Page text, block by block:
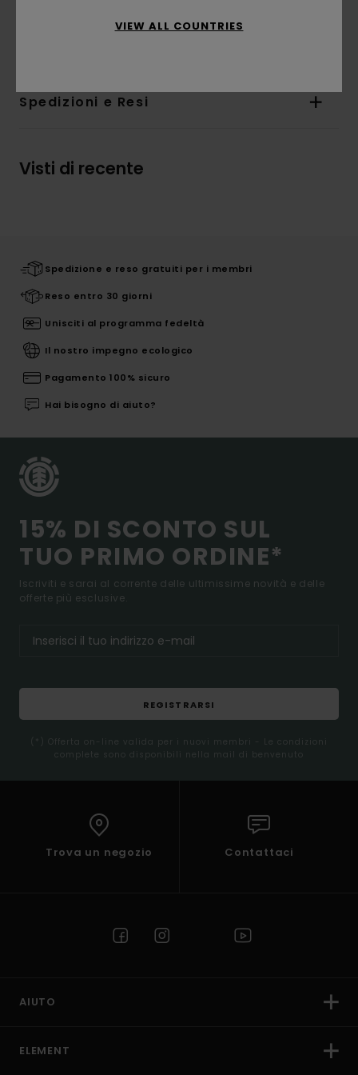
Spedizioni e Resi
Visti di recente
Spedizione e reso gratuiti per i membri
Reso entro 30 giorni
Unisciti al programma fedeltà
Il nostro impegno ecologico
Pagamento 100% sicuro
Hai bisogno di aiuto?
15% DI SCONTO SUL
TUO PRIMO ORDINE*
Iscriviti e sarai al corrente delle ultimissime novità e delle
offerte più esclusive.
REGISTRARSI
(*) Offerta on-line valida per i nuovi membri - Le condizioni
complete sono disponibili nella mail di benvenuto
Trova un negozio Contattaci
AIUTO
ELEMENT
VIEW ALL COUNTRIES